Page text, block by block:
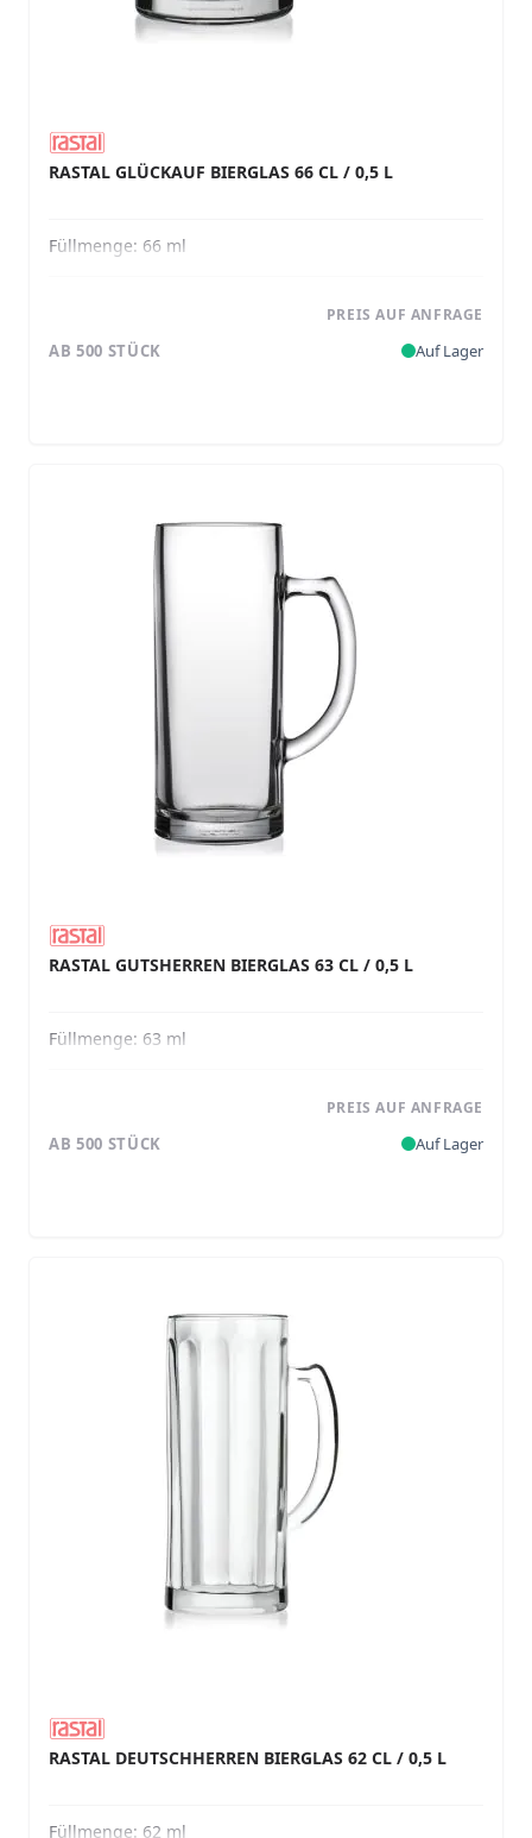
RASTAL GLÜCKAUF BIERGLAS 66 CL / 0,5 L
Füllmenge: 66 ml
PREIS AUF ANFRAGE
AB 500 STÜCK Auf Lager
RASTAL GUTSHERREN BIERGLAS 63 CL / 0,5 L
Füllmenge: 63 ml
PREIS AUF ANFRAGE
AB 500 STÜCK Auf Lager
RASTAL DEUTSCHHERREN BIERGLAS 62 CL / 0,5 L
Füllmenge: 62 ml